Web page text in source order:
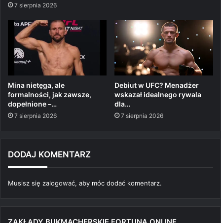
7 sierpnia 2026
Mina nietęga, ale
formalności, jak zawsze,
dopełnione –…
7 sierpnia 2026
Debiut w UFC? Menadżer
wskazał idealnego rywala
dla…
7 sierpnia 2026
DODAJ KOMENTARZ
Musisz się zalogować, aby móc dodać komentarz.